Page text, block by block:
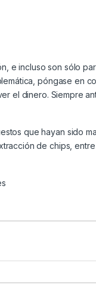
e incluso son sólo
póngase en
el dinero. Siempre
que hayan sido
de chips, entre